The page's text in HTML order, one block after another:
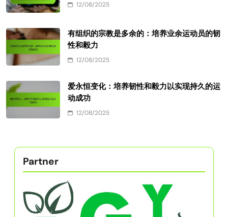
12/08/2025
有组织的宗教是多余的：培养业余运动员的韧
性和毅力
12/08/2025
爱永恒变化：培养韧性和毅力以实现持久的运
动成功
12/08/2025
Partner